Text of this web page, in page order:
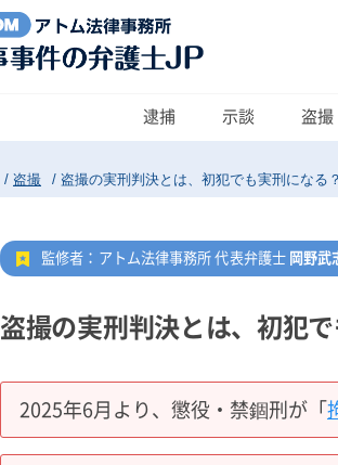
刑事事
刑
家
逮捕 示談 盗撮
/ 盗撮 / 盗撮の実刑判決とは、初犯でも実刑になる？
監修者：アトム法律事務所 代表弁護士 岡野武
盗撮の実刑判決とは、初犯
2025年6月より、懲役・禁錮刑が「